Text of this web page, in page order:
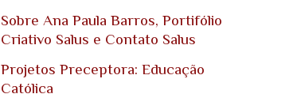
Sobre Ana Paula Barros, Portifólio
Criativo Salus e Contato Salus
Projetos Preceptora: Educação
Católica